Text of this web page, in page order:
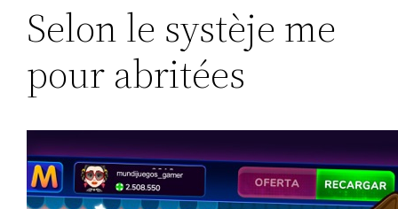
Selon le systèje me
pour abritées